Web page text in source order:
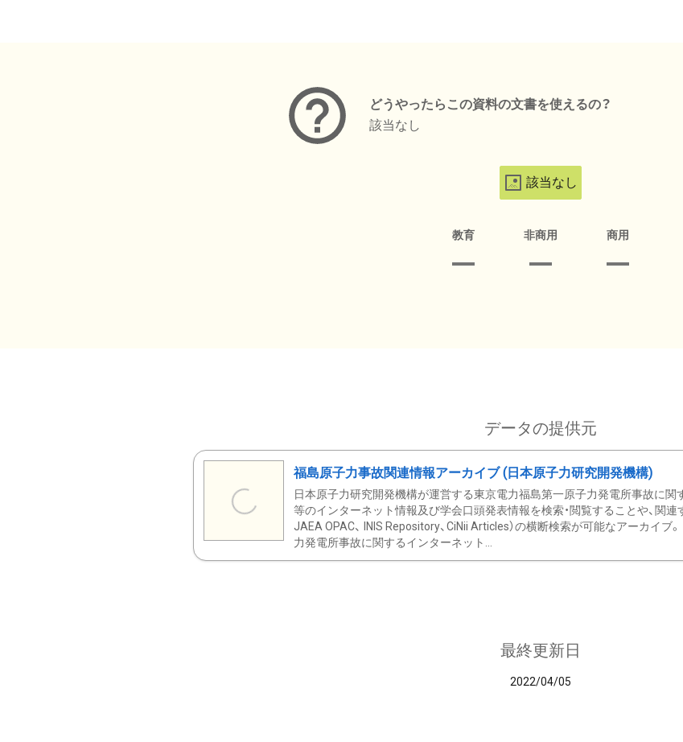
どうやったらこの資料の文書を使えるの？
該当なし
該当なし
教育 非商用 商用
データの提供元
福島原子力事故関連情報アーカイブ (日本原子力研究開発機構)
日本原子力研究開発機構が運営する東京電力福島第一原子力発電所事故に関す
等のインターネット情報及び学会口頭発表情報を検索・閲覧することや、関連
JAEA OPAC、 INIS Repository、CiNii Articles）の横断検索が可能なアーカイブ
力発電所事故に関するインターネット...
最終更新日
2022/04/05